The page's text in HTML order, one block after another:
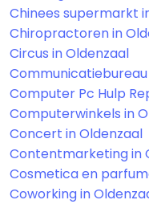
Chinees supermarkt
Chiropractoren in
Circus in Oldenzaal
Computer Pc Hulp
Computerwinkels in
Concert in Oldenzaal
Contentmarketing in
Cosmetica en
Coworking in